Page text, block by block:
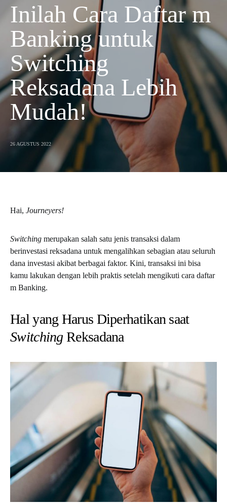
Inilah Cara Daftar m
Banking untuk
Switching
Reksadana Lebih
Mudah!
26 AGUSTUS 2022
Hai, Journeyers!
Switching merupakan salah satu jenis transaksi dalam
berinvestasi reksadana untuk mengalihkan sebagian atau seluruh
dana investasi akibat berbagai faktor. Kini, transaksi ini bisa
kamu lakukan dengan lebih praktis setelah mengikuti cara daftar
m Banking.
Hal yang Harus Diperhatikan saat
Switching Reksadana